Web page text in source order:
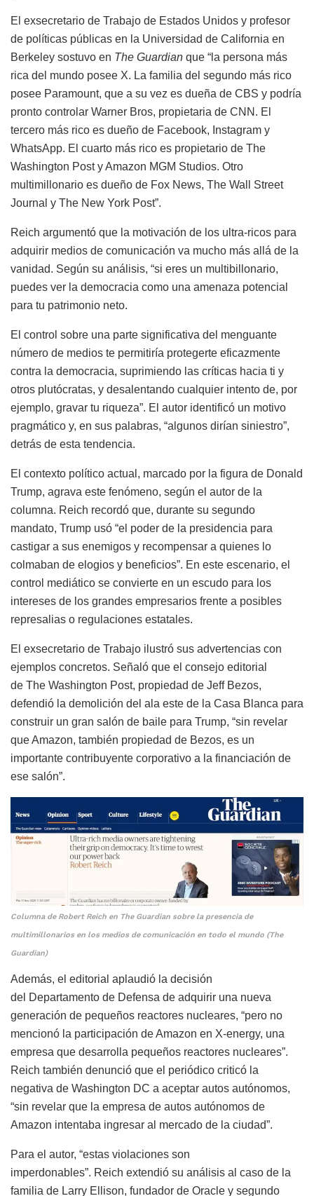
El exsecretario de Trabajo de Estados Unidos y profesor
de políticas públicas en la Universidad de California en
Berkeley sostuvo en The Guardian que “la persona más
rica del mundo posee X. La familia del segundo más rico
posee Paramount, que a su vez es dueña de CBS y podría
pronto controlar Warner Bros, propietaria de CNN. El
tercero más rico es dueño de Facebook, Instagram y
WhatsApp. El cuarto más rico es propietario de The
Washington Post y Amazon MGM Studios. Otro
multimillonario es dueño de Fox News, The Wall Street
Journal y The New York Post”.
Reich argumentó que la motivación de los ultra-ricos para
adquirir medios de comunicación va mucho más allá de la
vanidad. Según su análisis, “si eres un multibillonario,
puedes ver la democracia como una amenaza potencial
para tu patrimonio neto.
El control sobre una parte significativa del menguante
número de medios te permitiría protegerte eficazmente
contra la democracia, suprimiendo las críticas hacia ti y
otros plutócratas, y desalentando cualquier intento de, por
ejemplo, gravar tu riqueza”. El autor identificó un motivo
pragmático y, en sus palabras, “algunos dirían siniestro”,
detrás de esta tendencia.
El contexto político actual, marcado por la figura de Donald
Trump, agrava este fenómeno, según el autor de la
columna. Reich recordó que, durante su segundo
mandato, Trump usó “el poder de la presidencia para
castigar a sus enemigos y recompensar a quienes lo
colmaban de elogios y beneficios”. En este escenario, el
control mediático se convierte en un escudo para los
intereses de los grandes empresarios frente a posibles
represalias o regulaciones estatales.
El exsecretario de Trabajo ilustró sus advertencias con
ejemplos concretos. Señaló que el consejo editorial
de The Washington Post, propiedad de Jeff Bezos,
defendió la demolición del ala este de la Casa Blanca para
construir un gran salón de baile para Trump, “sin revelar
que Amazon, también propiedad de Bezos, es un
importante contribuyente corporativo a la financiación de
ese salón”.
Columna de Robert Reich en The Guardian sobre la presencia de
multimillonarios en los medios de comunicación en todo el mundo (The
Guardian)
Además, el editorial aplaudió la decisión
del Departamento de Defensa de adquirir una nueva
generación de pequeños reactores nucleares, “pero no
mencionó la participación de Amazon en X-energy, una
empresa que desarrolla pequeños reactores nucleares”.
Reich también denunció que el periódico criticó la
negativa de Washington DC a aceptar autos autónomos,
“sin revelar que la empresa de autos autónomos de
Amazon intentaba ingresar al mercado de la ciudad”.
Para el autor, “estas violaciones son
imperdonables”. Reich extendió su análisis al caso de la
familia de Larry Ellison, fundador de Oracle y segundo